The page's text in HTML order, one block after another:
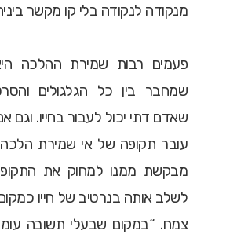
מנקודה לנקודה בלי קו מקשר
פעמים רבות שמירת ההלכה
שמחבר בין כל הגלגולים
שאדם דתי יכול לעבור בחייו. וגם
עובר תקופה של אי שמירת
מבקשת ממנו למחוק את
לשלב אותה בנרטיב של חייו
צמח. “במקום שבעלי תשובה